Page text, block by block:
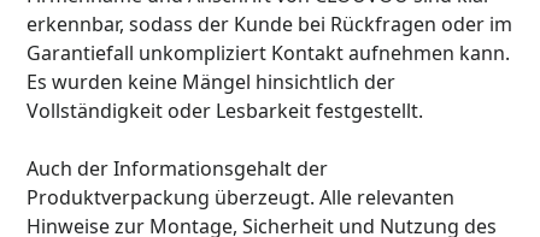
erkennbar, sodass der Kunde bei Rückfragen oder im
Garantiefall unkompliziert Kontakt aufnehmen kann.
Es wurden keine Mängel hinsichtlich der
Vollständigkeit oder Lesbarkeit festgestellt.
Auch der Informationsgehalt der
Produktverpackung überzeugt. Alle relevanten
Hinweise zur Montage, Sicherheit und Nutzung des